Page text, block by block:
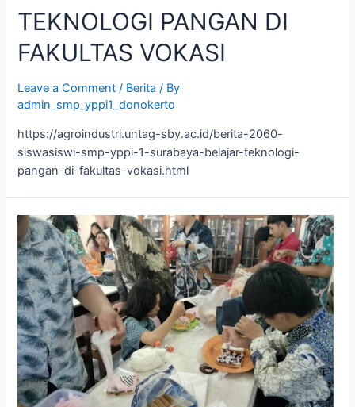
TEKNOLOGI PANGAN DI
FAKULTAS VOKASI
Leave a Comment / Berita / By
admin_smp_yppi1_donokerto
https://agroindustri.untag-sby.ac.id/berita-2060-
siswasiswi-smp-yppi-1-surabaya-belajar-teknologi-
pangan-di-fakultas-vokasi.html